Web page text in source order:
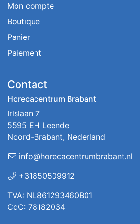
Mon compte
Boutique
Panier
Paiement
Contact
Horecacentrum Brabant
Irislaan 7
5595 EH Leende
Noord-Brabant, Nederland
info@horecacentrumbrabant.nl
+31850509912
TVA: NL861293460B01
CdC: 78182034